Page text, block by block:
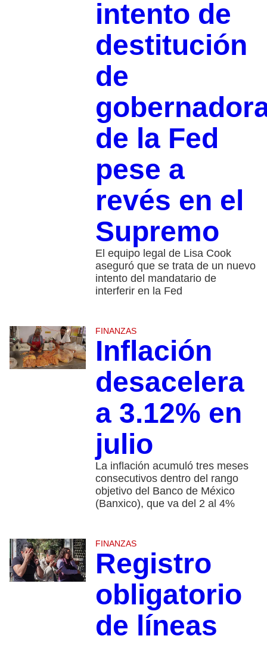
intento de
destitución
de
de la Fed
pese a
revés en el
Supremo
El equipo legal de Lisa Cook
aseguró que se trata de un nuevo
intento del mandatario de
interferir en la Fed
FINANZAS
Inflación
desacelera
a 3.12% en
julio
La inflación acumuló tres meses
consecutivos dentro del rango
objetivo del Banco de México
(Banxico), que va del 2 al 4%
FINANZAS
Registro
obligatorio
de líneas